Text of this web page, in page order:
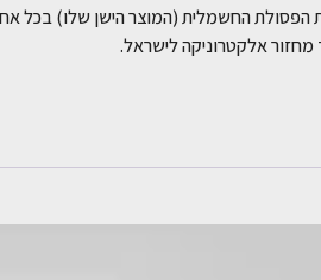
הפסולת החשמלית (המוצר הישן שלו) בכל
אלקטרוניקה לישראל.